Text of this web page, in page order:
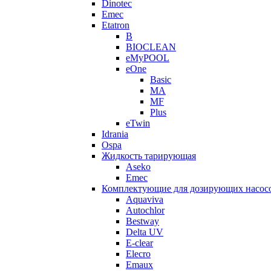
Dinotec
Emec
Etatron
B
BIOCLEAN
eMyPOOL
eOne
Basic
MA
MF
Plus
eTwin
Idrania
Ospa
Жидкость тарирующая
Aseko
Emec
Комплектующие для дозирующих
Aquaviva
Autochlor
Bestway
Delta UV
E-clear
Elecro
Emaux